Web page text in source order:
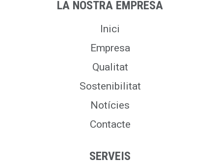
LA NOSTRA EMPRESA
Inici
Empresa
Qualitat
Sostenibilitat
Notícies
Contacte
SERVEIS